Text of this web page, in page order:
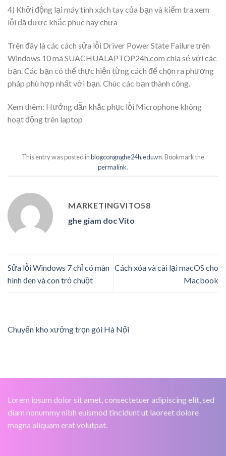
4) Khởi động lại máy tính xách tay của bạn và kiểm tra xem
lỗi đã được khắc phục hay chưa
Trên đây là các cách sửa lỗi Driver Power State Failure trên
Windows 10 mà SUACHUALAPTOP24h.com chia sẻ với các
bạn. Các bạn có thể thực hiện từng cách để chọn ra phương
pháp phù hợp nhất với bạn. Chúc các bạn thành công.
Xem thêm: Hướng dẫn khắc phục lỗi Microphone không
hoạt động trên laptop
This entry was posted inblogcongnghe24h.edu.vn. Bookmark the
permalink.
MARKETINGVITO58
ghe giam doc Vito
Sửa lỗi Windows 7 chỉ có màn
hình đen và con trỏ chuột
Cách xóa và cài lại macOS cho
Macbook
Chuyển kho xưởng trọn gói Hà Nội
Lorem ipsum dolor sit amet, consectetuer adipiscing elit, sed
diam nonummy nibh euismod tincidunt ut laoreet dolore
magna aliquam erat volutpat.